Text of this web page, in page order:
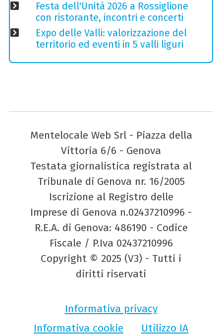
Festa dell'Unità 2026 a Rossiglione
con ristorante, incontri e concerti
Expo delle Valli: valorizzazione del
territorio ed eventi in 5 valli liguri
Mentelocale Web Srl - Piazza della
Vittoria 6/6 - Genova
Testata giornalistica registrata al
Tribunale di Genova nr. 16/2005
Iscrizione al Registro delle
Imprese di Genova n.02437210996 -
R.E.A. di Genova: 486190 - Codice
Fiscale / P.Iva 02437210996
Copyright © 2025 (V3) - Tutti i
diritti riservati
Informativa privacy
Informativa cookie
Utilizzo IA